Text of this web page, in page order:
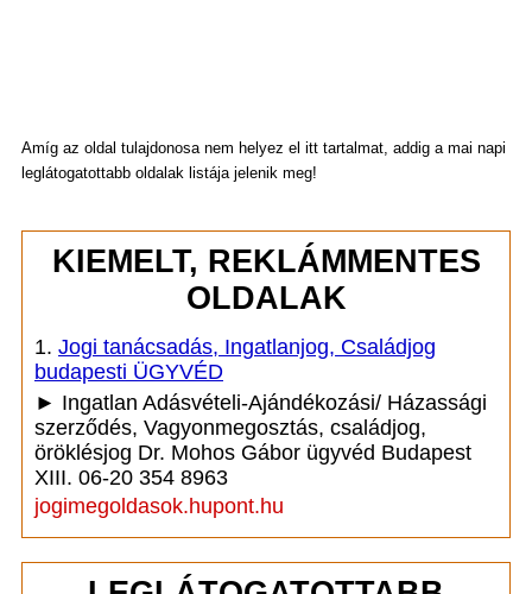
Amíg az oldal tulajdonosa nem helyez el itt tartalmat, addig a mai napi
leglátogatottabb oldalak listája jelenik meg!
KIEMELT, REKLÁMMENTES
OLDALAK
1. Jogi tanácsadás, Ingatlanjog, Családjog
budapesti ÜGYVÉD
► Ingatlan Adásvételi-Ajándékozási/ Házassági
szerződés, Vagyonmegosztás, családjog,
öröklésjog Dr. Mohos Gábor ügyvéd Budapest
XIII. 06-20 354 8963
jogimegoldasok.hupont.hu